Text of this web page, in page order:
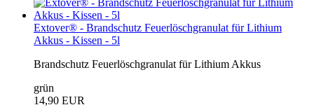
Extover® - Brandschutz Feuerlöschgranulat für Lithium
Akkus - Kissen - 5l
Brandschutz Feuerlöschgranulat für Lithium Akkus
grün
14,90 EUR